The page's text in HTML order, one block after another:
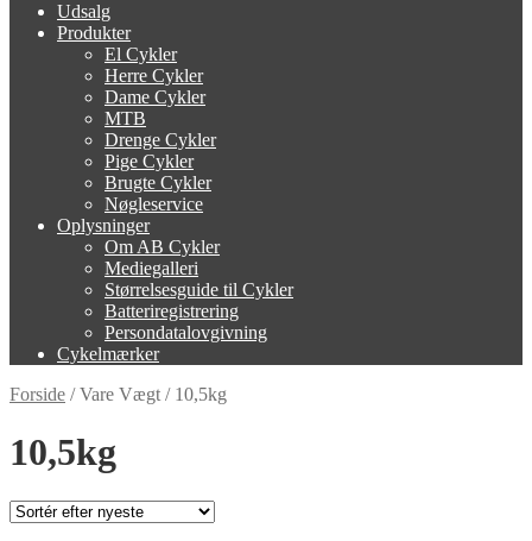
Udsalg
Produkter
El Cykler
Herre Cykler
Dame Cykler
MTB
Drenge Cykler
Pige Cykler
Brugte Cykler
Nøgleservice
Oplysninger
Om AB Cykler
Mediegalleri
Størrelsesguide til Cykler
Batteriregistrering
Persondatalovgivning
Cykelmærker
Forside /Vare Vægt / 10,5kg
10,5kg